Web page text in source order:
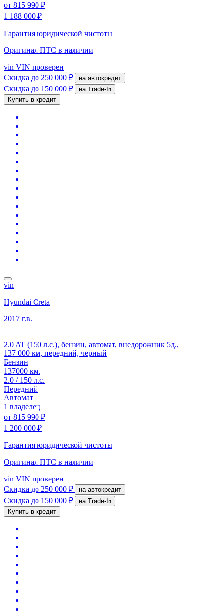
от 815 990 ₽
1 188 000 ₽
Гарантия юридической чистоты
Оригинал ПТС в наличии
vin VIN проверен
Скидка до 250 000 ₽ на автокредит
Скидка до 150 000 ₽
на Trade-In
Купить в кредит
vin
Hyundai Creta
2017 г.в.
2.0 AT (150 л.с.), бензин, автомат, внедорожник 5д.,
137 000 км, передний, черный
Бензин
137000 км.
2.0 / 150 л.с.
Передний
Автомат
1 владелец
от 815 990 ₽
1 200 000 ₽
Гарантия юридической чистоты
Оригинал ПТС в наличии
vin VIN проверен
Скидка до 250 000 ₽ на автокредит
Скидка до 150 000 ₽
на Trade-In
Купить в кредит